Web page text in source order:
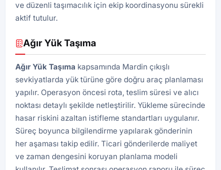
ve düzenli taşımacılık için ekip koordinasyonu sürekli
aktif tutulur.
Ağır Yük Taşıma
Ağır Yük Taşıma kapsamında Mardin çıkışlı
sevkiyatlarda yük türüne göre doğru araç planlaması
yapılır. Operasyon öncesi rota, teslim süresi ve alıcı
noktası detaylı şekilde netleştirilir. Yükleme sürecinde
hasar riskini azaltan istifleme standartları uygulanır.
Süreç boyunca bilgilendirme yapılarak gönderinin
her aşaması takip edilir. Ticari gönderilerde maliyet
ve zaman dengesini koruyan planlama modeli